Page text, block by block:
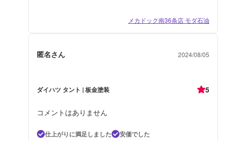
メカドック南36条店 モダ石油
匿名さん 2024/08/05
ダイハツ タント | 板金塗装 5
コメントはありません
仕上がりに満足しました
安価でした